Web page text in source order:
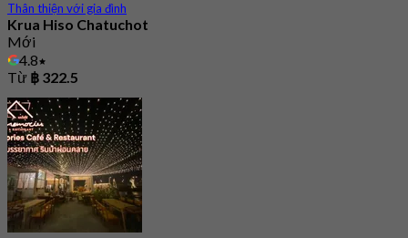
Thân thiện với gia đình
Krua Hiso Chatuchot
Mới
4.8
Từ ฿ 322.5